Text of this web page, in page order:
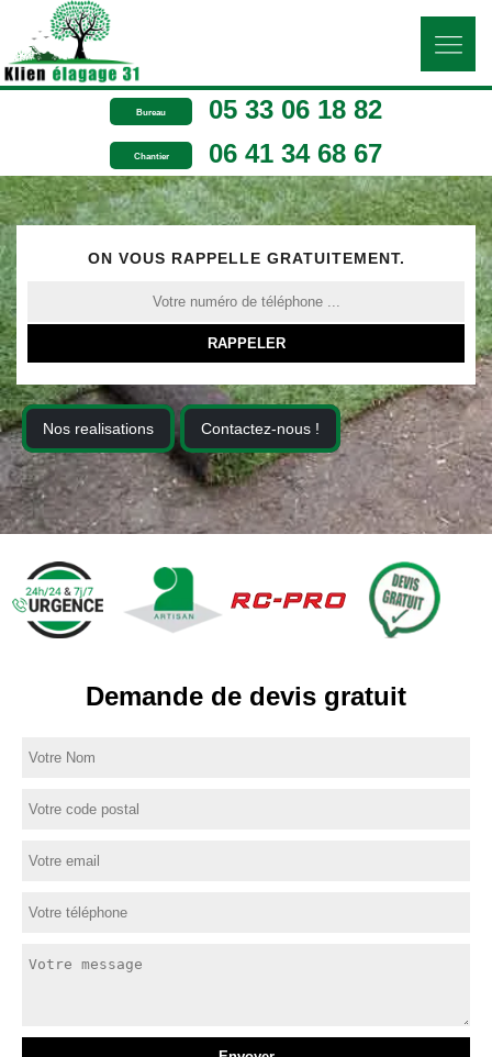
Bureau 05 33 06 18 82
Chantier 06 41 34 68 67
ON VOUS RAPPELLE GRATUITEMENT.
Nos realisations Contactez-nous !
Demande de devis gratuit